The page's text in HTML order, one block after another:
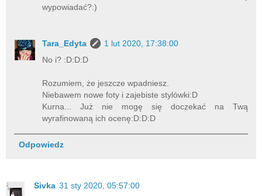
wypowiadać?:)
Tara_Edyta
1 lut 2020, 17:38:00
No i? :D:D:D
Rozumiem, że jeszcze wpadniesz.
Niebawem nowe foty i zajebiste stylówki:D
Kurna... Już nie mogę się doczekać na Twą
wyrafinowaną ich ocenę:D:D:D
Odpowiedz
Sivka 31 sty 2020, 05:57:00